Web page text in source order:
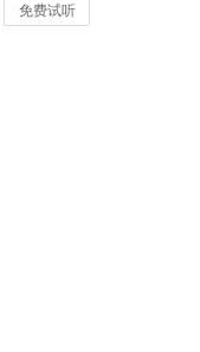
免费试听